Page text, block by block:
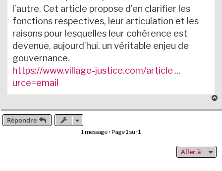
l’autre. Cet article propose d’en clarifier les
fonctions respectives, leur articulation et les
raisons pour lesquelles leur cohérence est
devenue, aujourd’hui, un véritable enjeu de
gouvernance.
https://www.village-justice.com/article ...
urce=email
u
Répondre
1 message • Page1sur1
Aller à